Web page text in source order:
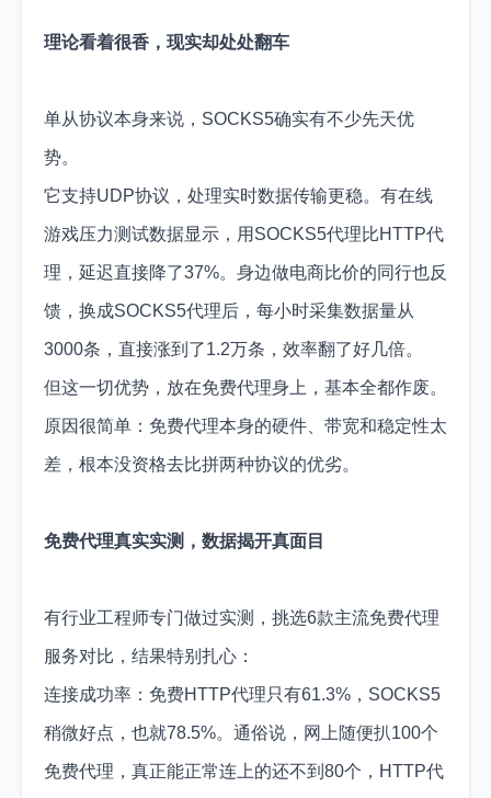
理论看着很香，现实却处处翻车
单从协议本身来说，SOCKS5确实有不少先天优
势。
它支持UDP协议，处理实时数据传输更稳。有在线
游戏压力测试数据显示，用SOCKS5代理比HTTP代
理，延迟直接降了37%。身边做电商比价的同行也反
馈，换成SOCKS5代理后，每小时采集数据量从
3000条，直接涨到了1.2万条，效率翻了好几倍。
但这一切优势，放在免费代理身上，基本全都作废。
原因很简单：免费代理本身的硬件、带宽和稳定性太
差，根本没资格去比拼两种协议的优劣。
免费代理真实实测，数据揭开真面目
有行业工程师专门做过实测，挑选6款主流免费代理
服务对比，结果特别扎心：
连接成功率：免费HTTP代理只有61.3%，SOCKS5
稍微好点，也就78.5%。通俗说，网上随便扒100个
免费代理，真正能正常连上的还不到80个，HTTP代